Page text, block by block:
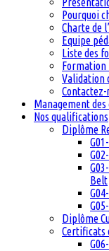
Pourquoi
Charte de
Equipe
Liste des
Formation
Validation
Contactez-
Management des
Nos qualifications
Diplôme
Belt
Diplôme
Certificats